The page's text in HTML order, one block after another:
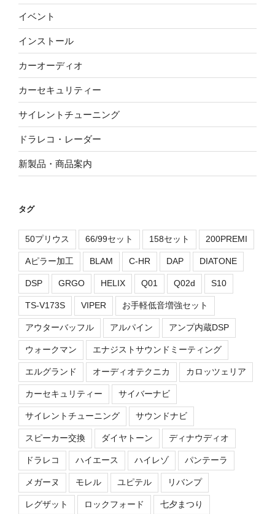
イベント
インストール
カーオーディオ
カーセキュリティー
サイレントチューニング
ドラレコ・レーダー
新製品・商品案内
タグ
50プリウス 66/99セット 158セット 200PREMI
Aピラー加工 BLAM C-HR DAP DIATONE
DSP GRGO HELIX Q01 Q02d S10
TS-V173S VIPER お手軽低音増強セット
アウターバッフル アルパイン アンプ内蔵DSP
ウォークマン エナジストサウンドミーティング
エルグランド オーディオテクニカ カロッツェリア
カーセキュリティー サイバーナビ
サイレントチューニング サウンドナビ
スピーカー交換 ダイヤトーン ディナウディオ
ドラレコ ハイエース ハイレゾ パンテーラ
メガーヌ モレル ユピテル リバンプ
レグザット ロックフォード 七夕まつり